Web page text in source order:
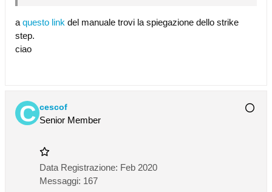
a questo link del manuale trovi la spiegazione dello strike
step.
ciao
cescof
Senior Member
Data Registrazione: Feb 2020
Messaggi: 167